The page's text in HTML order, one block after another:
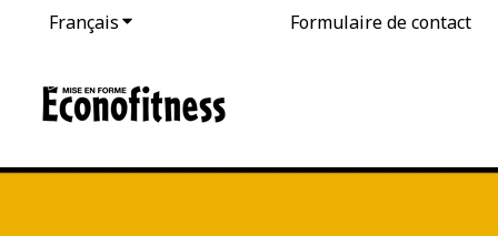
FrançaisAfficher le sous-menu pour les traductions
Formulaire de contact